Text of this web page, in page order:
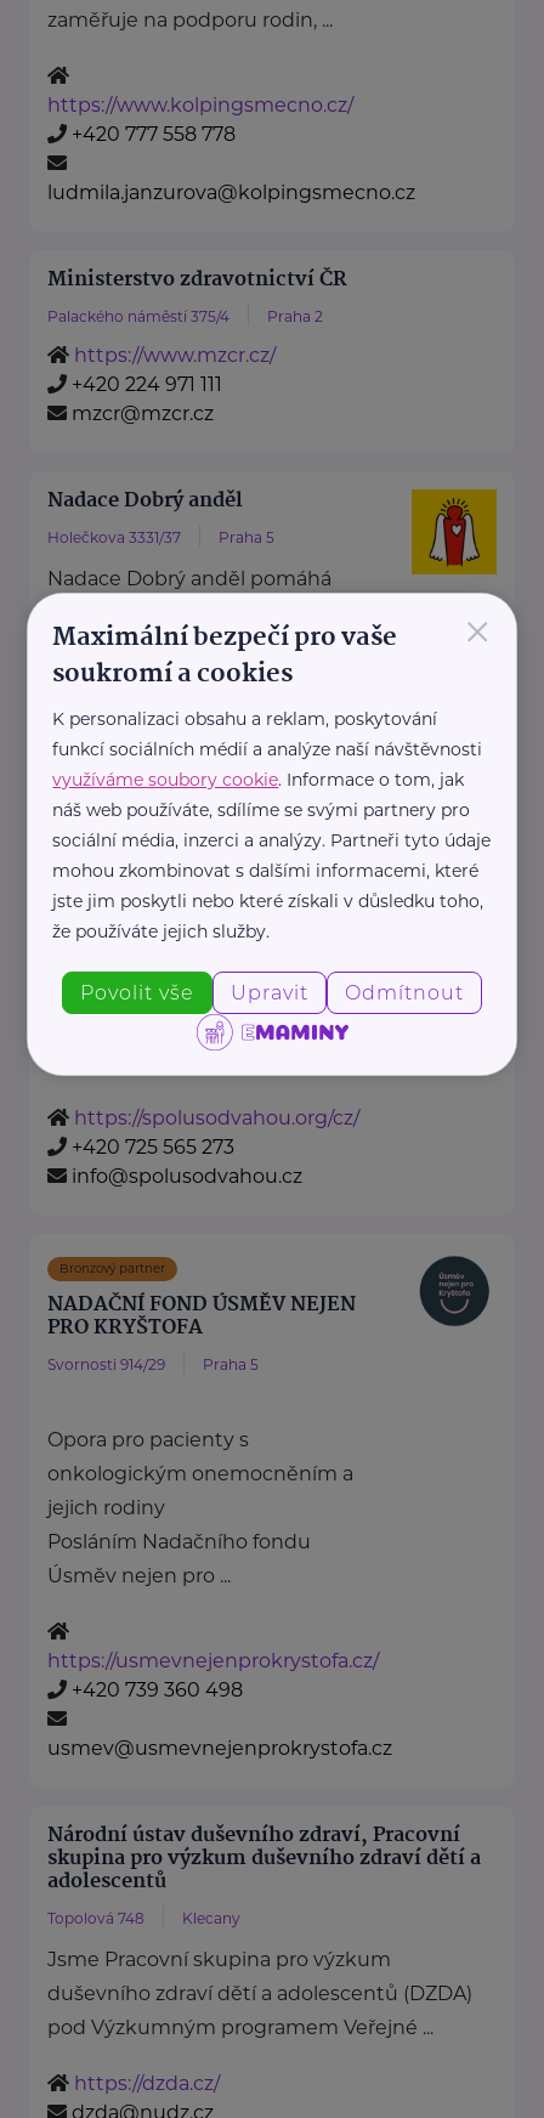
zaměřuje na podporu rodin, ...
https://www.kolpingsmecno.cz/
+420 777 558 778
ludmila.janzurova@kolpingsmecno.cz
Ministerstvo zdravotnictví ČR
Palackého náměstí 375/4 Praha 2
https://www.mzcr.cz/
+420 224 971 111
mzcr@mzcr.cz
Nadace Dobrý anděl
Holečkova 3331/37 Praha 5
Nadace Dobrý anděl pomáhá
dítě, maminka nebo tatínek
potýkají ...
https://www.dobryandel.cz/
dobryandel@dobryandel.cz
Nadační fond Spolu s odvahou
je nezisková organizace, jejímž
posláním je podporovat duševní
https://spolusodvahou.org/cz/
+420 725 565 273
info@spolusodvahou.cz
Bronzový partner
NADAČNÍ FOND ÚSMĚV NEJEN
PRO KRYŠTOFA
Svornosti 914/29 Praha 5
Opora pro pacienty s
onkologickým onemocněním a
jejich rodiny
Posláním Nadačního fondu
Úsměv nejen pro ...
https://usmevnejenprokrystofa.cz/
+420 739 360 498
usmev@usmevnejenprokrystofa.cz
Národní ústav duševního zdraví, Pracovní
skupina pro výzkum duševního zdraví dětí a
adolescentů
Topolová 748 Klecany
Jsme Pracovní skupina pro výzkum
duševního zdraví dětí a adolescentů (DZDA)
pod Výzkumným programem Veřejné ...
https://dzda.cz/
dzda@nudz.cz
×
Maximální bezpečí pro vaše
soukromí a cookies
K personalizaci obsahu a reklam, poskytování
funkcí sociálních médií a analýze naší návštěvnosti
využíváme soubory cookie. Informace o tom, jak
náš web používáte, sdílíme se svými partnery pro
sociální média, inzerci a analýzy. Partneři tyto údaje
mohou zkombinovat s dalšími informacemi, které
jste jim poskytli nebo které získali v důsledku toho,
že používáte jejich služby.
Povolit vše Upravit Odmítnout